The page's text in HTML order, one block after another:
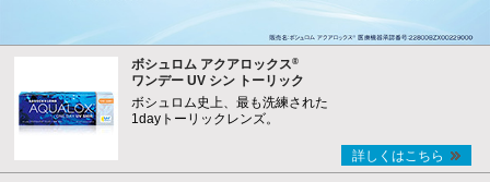
ボシュロム アクアロックス®
ワンデー UV シン トーリック
ボシュロム史上、最も洗練された
1dayトーリックレンズ。
詳しくはこちら